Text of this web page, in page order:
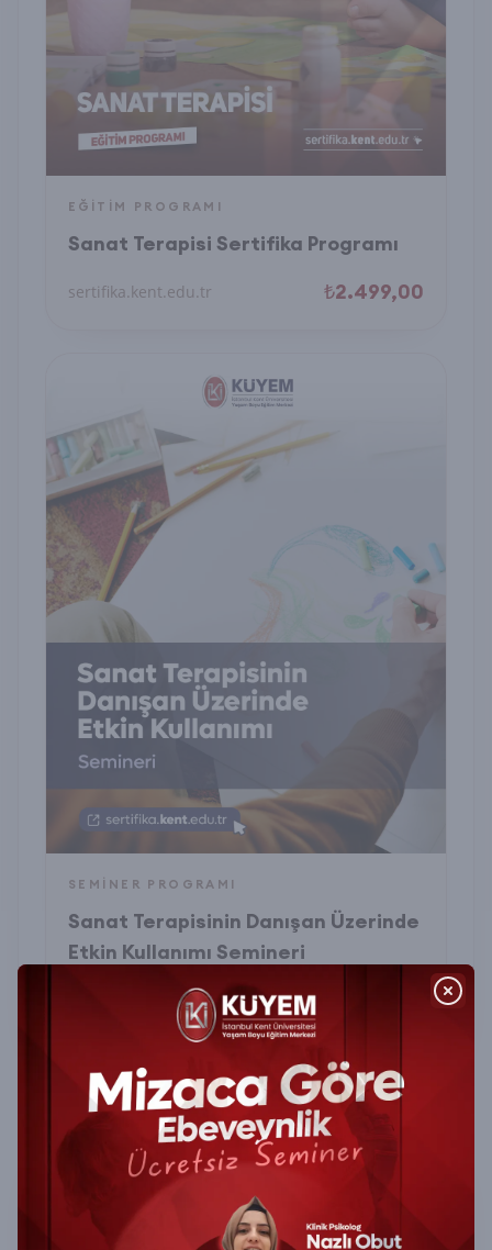
EĞITIM PROGRAMI
Sanat Terapisi Sertifika Programı
sertifika.kent.edu.tr ₺2.499,00
SEMINER PROGRAMI
Sanat Terapisinin Danışan Üzerinde
Etkin Kullanımı Semineri
sertifika.kent.edu.tr
FIRSAT EĞITIMLERI
İlginizi çekebilecek eğitimler